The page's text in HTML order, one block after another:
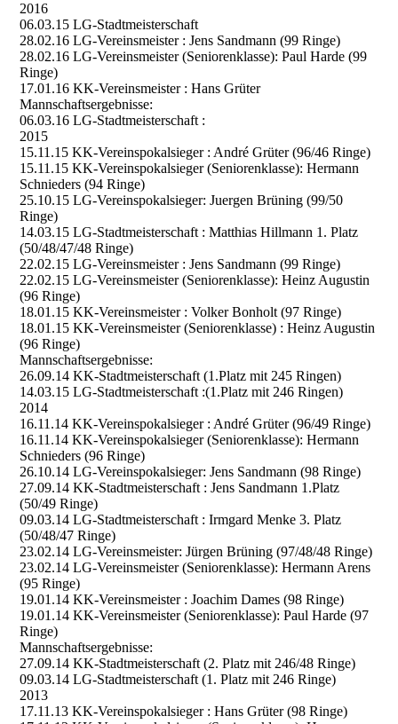
2016
06.03.15 LG-Stadtmeisterschaft
28.02.16 LG-Vereinsmeister : Jens Sandmann (99 Ringe)
28.02.16 LG-Vereinsmeister (Seniorenklasse): Paul Harde (99
Ringe)
17.01.16 KK-Vereinsmeister : Hans Grüter
Mannschaftsergebnisse:
06.03.16 LG-Stadtmeisterschaft :
2015
15.11.15 KK-Vereinspokalsieger : André Grüter (96/46 Ringe)
15.11.15 KK-Vereinspokalsieger (Seniorenklasse): Hermann
Schnieders (94 Ringe)
25.10.15 LG-Vereinspokalsieger: Juergen Brüning (99/50
Ringe)
14.03.15 LG-Stadtmeisterschaft : Matthias Hillmann 1. Platz
(50/48/47/48 Ringe)
22.02.15 LG-Vereinsmeister : Jens Sandmann (99 Ringe)
22.02.15 LG-Vereinsmeister (Seniorenklasse): Heinz Augustin
(96 Ringe)
18.01.15 KK-Vereinsmeister : Volker Bonholt (97 Ringe)
18.01.15 KK-Vereinsmeister (Seniorenklasse) : Heinz Augustin
(96 Ringe)
Mannschaftsergebnisse:
26.09.14 KK-Stadtmeisterschaft (1.Platz mit 245 Ringen)
14.03.15 LG-Stadtmeisterschaft :(1.Platz mit 246 Ringen)
2014
16.11.14 KK-Vereinspokalsieger : André Grüter (96/49 Ringe)
16.11.14 KK-Vereinspokalsieger (Seniorenklasse): Hermann
Schnieders (96 Ringe)
26.10.14 LG-Vereinspokalsieger: Jens Sandmann (98 Ringe)
27.09.14 KK-Stadtmeisterschaft : Jens Sandmann 1.Platz
(50/49 Ringe)
09.03.14 LG-Stadtmeisterschaft : Irmgard Menke 3. Platz
(50/48/47 Ringe)
23.02.14 LG-Vereinsmeister: Jürgen Brüning (97/48/48 Ringe)
23.02.14 LG-Vereinsmeister (Seniorenklasse): Hermann Arens
(95 Ringe)
19.01.14 KK-Vereinsmeister : Joachim Dames (98 Ringe)
19.01.14 KK-Vereinsmeister (Seniorenklasse): Paul Harde (97
Ringe)
Mannschaftsergebnisse:
27.09.14 KK-Stadtmeisterschaft (2. Platz mit 246/48 Ringe)
09.03.14 LG-Stadtmeisterschaft (1. Platz mit 246 Ringe)
2013
17.11.13 KK-Vereinspokalsieger : Hans Grüter (98 Ringe)